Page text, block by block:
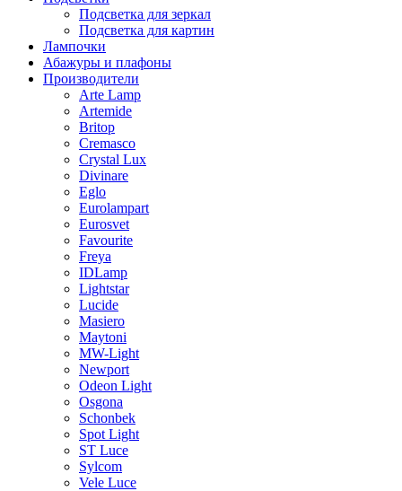
Подсветка для зеркал
Подсветка для картин
Лампочки
Абажуры и плафоны
Производители
Arte Lamp
Artemide
Britop
Cremasco
Crystal Lux
Divinare
Eglo
Eurolampart
Eurosvet
Favourite
Freya
IDLamp
Lightstar
Lucide
Masiero
Maytoni
MW-Light
Newport
Odeon Light
Osgona
Schonbek
Spot Light
ST Luce
Sylcom
Vele Luce